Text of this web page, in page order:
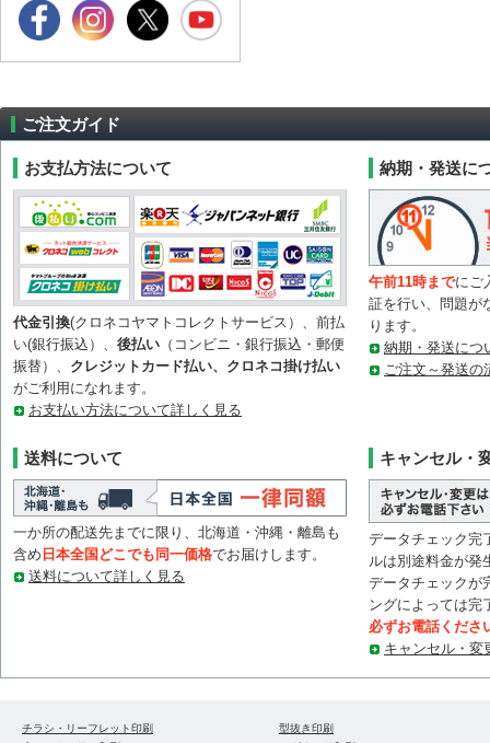
ご注文ガイド
お支払方法について
代金引換(クロネコヤマトコレクトサービス）、前払
い(銀行振込）、 後払い （コンビニ・銀行振込・郵便
振替）、 クレジットカード払い、クロネコ掛け払い
がご利用になれます。
お支払い方法について詳しく見る
送料について
一か所の配送先までに限り、北海道・沖縄・離島も
含め 日本全国どこでも同一価格でお届けします。
送料について詳しく見る
納期・発送に
午前11時までにご
証を行い、問題が
ります。
納期・発送につ
ご注文～発送の
キャンセル・
データチェック完
ルは別途料金が発
データチェックが
ングによっては完
必ずお電話くださ
キャンセル・変
チラシ・リーフレット印刷
型抜き印刷